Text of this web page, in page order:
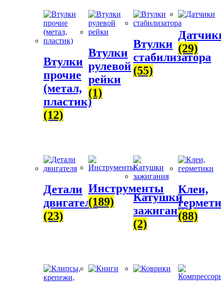
Втулки
прочие
(метал,
пластик)
(12)
Втулки
рулевой
рейки
(1)
Втулки
стабилизатора
(55)
(29)
Детали
двигателя
(23)
Инструменты
(189)
Катушки
зажигания
(2)
Клеи,
(88)